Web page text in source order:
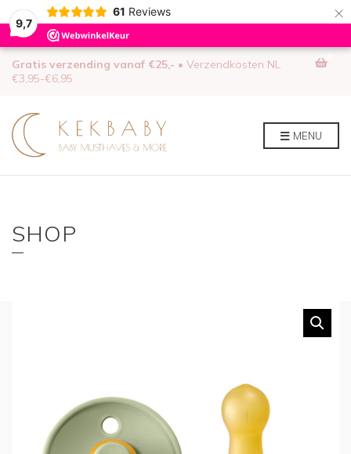
9,7
61 Reviews ×
Gratis verzending vanaf €25,- • Verzendkosten NL
€3,95-€6,95
MENU
SHOP